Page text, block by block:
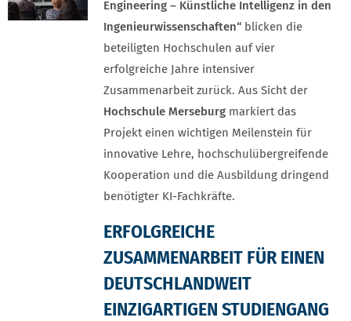
Engineering – Künstliche Intelligenz in den
Ingenieurwissenschaften“ blicken die
beteiligten Hochschulen auf vier
erfolgreiche Jahre intensiver
Zusammenarbeit zurück. Aus Sicht der
Hochschule Merseburg markiert das
Projekt einen wichtigen Meilenstein für
innovative Lehre, hochschulübergreifende
Kooperation und die Ausbildung dringend
benötigter KI-Fachkräfte.
ERFOLGREICHE
ZUSAMMENARBEIT FÜR EINEN
DEUTSCHLANDWEIT
EINZIGARTIGEN STUDIENGANG